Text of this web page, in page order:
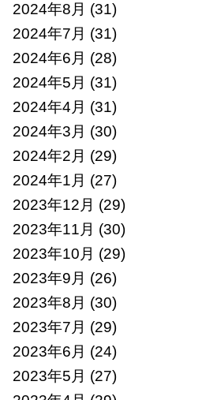
2024年8月 (31)
2024年7月 (31)
2024年6月 (28)
2024年5月 (31)
2024年4月 (31)
2024年3月 (30)
2024年2月 (29)
2024年1月 (27)
2023年12月 (29)
2023年11月 (30)
2023年10月 (29)
2023年9月 (26)
2023年8月 (30)
2023年7月 (29)
2023年6月 (24)
2023年5月 (27)